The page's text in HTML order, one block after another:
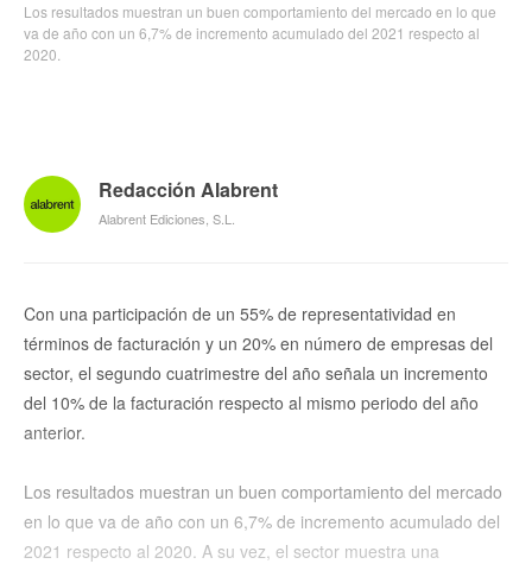
Los resultados muestran un buen comportamiento del mercado en lo que
va de año con un 6,7% de incremento acumulado del 2021 respecto al
2020.
Redacción Alabrent
Alabrent Ediciones, S.L.
Con una participación de un 55% de representatividad en
términos de facturación y un 20% en número de empresas del
sector, el segundo cuatrimestre del año señala un incremento
del 10% de la facturación respecto al mismo periodo del año
anterior.
Los resultados muestran un buen comportamiento del mercado
en lo que va de año con un 6,7% de incremento acumulado del
2021 respecto al 2020. A su vez, el sector muestra una